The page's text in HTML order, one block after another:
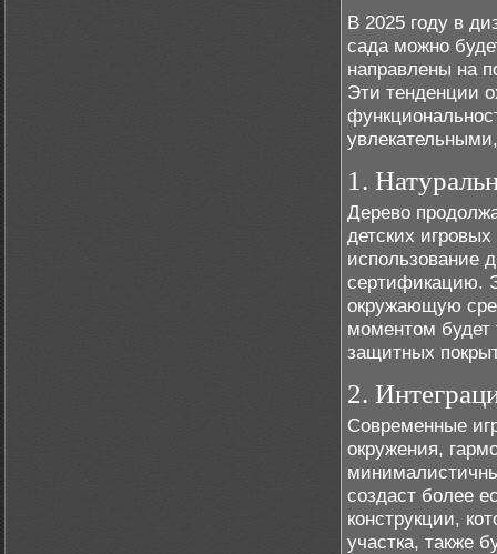
В 2025 году в
сада можно
направлены на
Эти тенденции
1.
Дерево
детских
использование
сертификацию.
окружающую
моментом будет
защитных
2.
Современные
окружения,
создаст более
конструкции,
участка, также